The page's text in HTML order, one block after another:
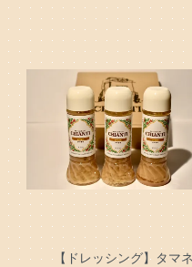
【ドレッシング】タマネ